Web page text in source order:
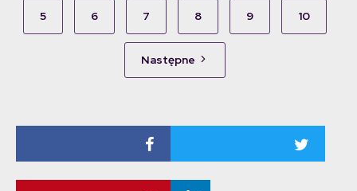
5 6 7 8 9 10
Następne